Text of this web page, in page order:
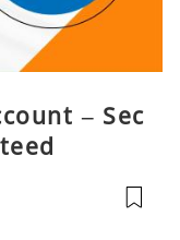
– Sec